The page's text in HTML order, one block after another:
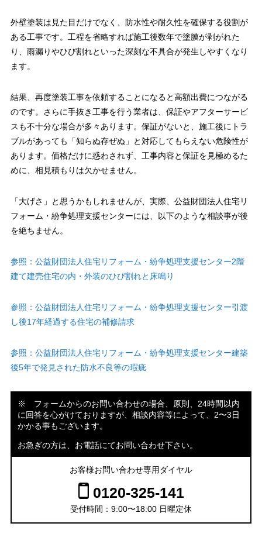
外壁塗装は見た目だけでなく、防水性や耐久性を確保する役割が
ある工事です。工程を省略すれば施工後数年で塗膜が剥がれた
り、雨漏りやひび割れといった深刻な不具合が発生しやすくなり
ます。
結果、再度塗装工事を依頼することになると高額出費につながる
のです。さらに手抜き工事を行う業者は、保証やアフターサービ
スも不十分な場合が多々あります。保証がないと、施工後にトラ
ブルがあっても「知らぬ存ぜぬ」と対応してもらえない危険性が
あります。価格だけに惑わされず、工事内容と保証を見極めるた
めに、相見積もりは欠かせません。
「大げさ」と思うかもしれませんが、実際、公益財団法人住宅リ
フォーム・紛争処理支援センターには、以下のような相談事が後
を絶ちません。
参照：公益財団法人住宅リフォーム・紛争処理支援センター2階
建て建売住宅の内・外装のひび割れと床鳴り
参照：公益財団法人住宅リフォーム・紛争処理支援センター引渡
し後17年経過する住宅の補修請求
参照：公益財団法人住宅リフォーム・紛争処理支援センター建築
後5年で発見された防水不良等の瑕疵
※ フォームからのお問い合わせの場合、原則、24時間以内
に回答を心がけておりますが、相談内容等によって、2〜3日
かかる事もございます。
お急ぎの方は、お電話にてお問い合わせ下さい。
お客様お問い合わせ専用ダイヤル
0120-325-141
受付時間：9:00〜18:00 日曜定休